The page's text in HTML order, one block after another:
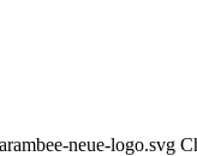
neue-logo.svg